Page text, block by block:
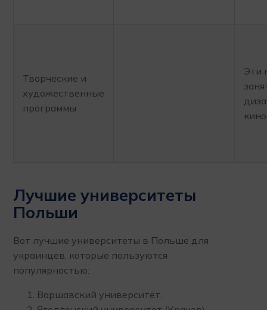
Творческие и
художественные
программы
Эти
Лучшие университеты
Польши
Вот лучшие университеты в Польше для
украинцев, которые пользуются
популярностью:
Варшавский университет.